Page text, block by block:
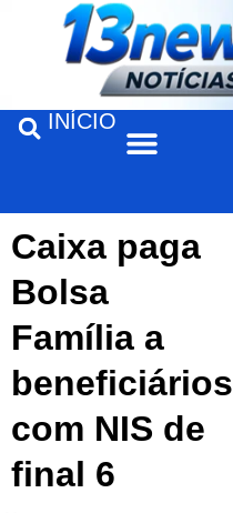
INÍCIO
Caixa paga
Bolsa
Família a
beneficiários
com NIS de
final 6